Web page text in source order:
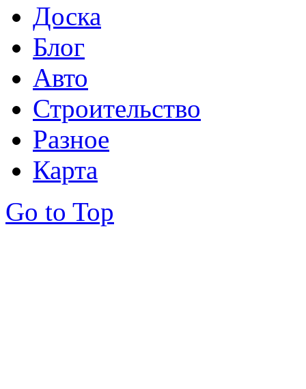
Доска
Блог
Авто
Строительство
Разное
Карта
Go to Top